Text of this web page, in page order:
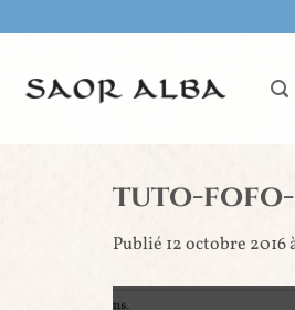
au
tuto-
Publié 12 octobre 2016